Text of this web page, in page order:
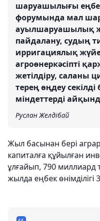
шаруашылығы
форумында мал
ауылшаруашылық
пайдалану, судың
ирригациялық
агроөнеркәсіпті
жетілдіру, саланы
терең өңдеу секілді
міндеттерді
Руслан Желдібай
Жыл басынан бері
капиталға құйылған
ұлғайып, 790 миллиард
жылда еңбек